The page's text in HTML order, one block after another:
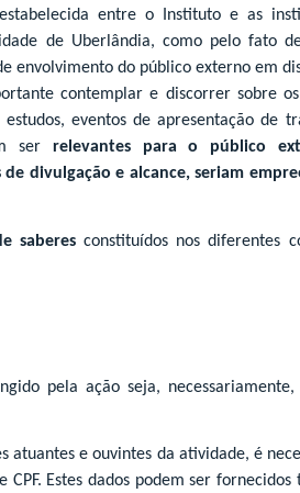
entre o Instituto e as
de Uberlândia, como pelo fato
envolvimento do público externo em
contemplar e discorrer sobre os
eventos de apresentação de
ser relevantes para o público
divulgação e alcance, seriam
saberes constituídos nos diferentes
pela ação seja, necessariamente,
atuantes e ouvintes da atividade, é
Estes dados podem ser fornecidos